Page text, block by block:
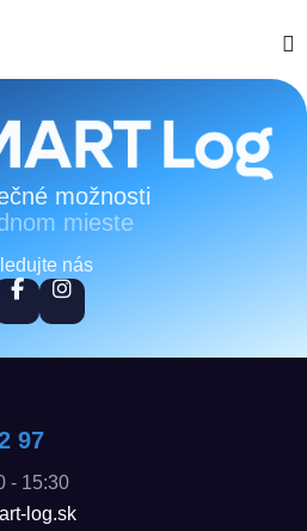
možnosti
mieste
nás
97
- 15:30
log.sk